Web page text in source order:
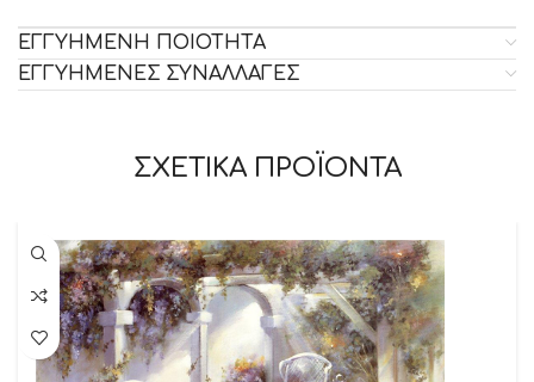
ΕΓΓΥΗΜΕΝΗ ΠΟΙΟΤΗΤΑ
ΕΓΓΥΗΜΕΝΕΣ ΣΥΝΑΛΛΑΓΕΣ
ΣΧΕΤΙΚΑ ΠΡΟΪΟΝΤΑ